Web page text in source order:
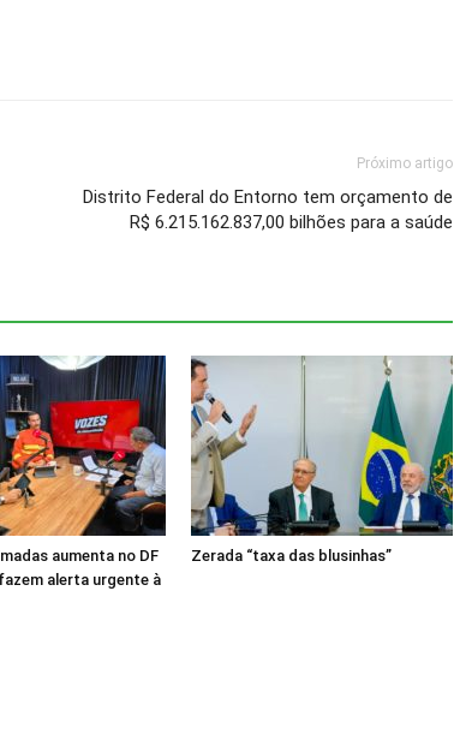
Próximo artigo
Distrito Federal do Entorno tem orçamento de
R$ 6.215.162.837,00 bilhões para a saúde
aumenta no DF
alerta urgente à
Zerada “taxa das blusinhas”